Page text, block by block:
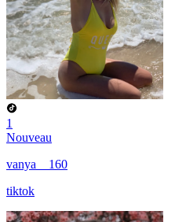
1
Nouveau
vanya__160
tiktok